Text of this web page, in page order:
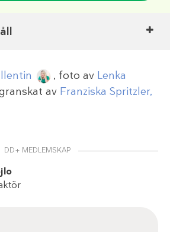
, foto av Lenka
av Franziska Spritzler,
DD+ MEDLEMSKAP